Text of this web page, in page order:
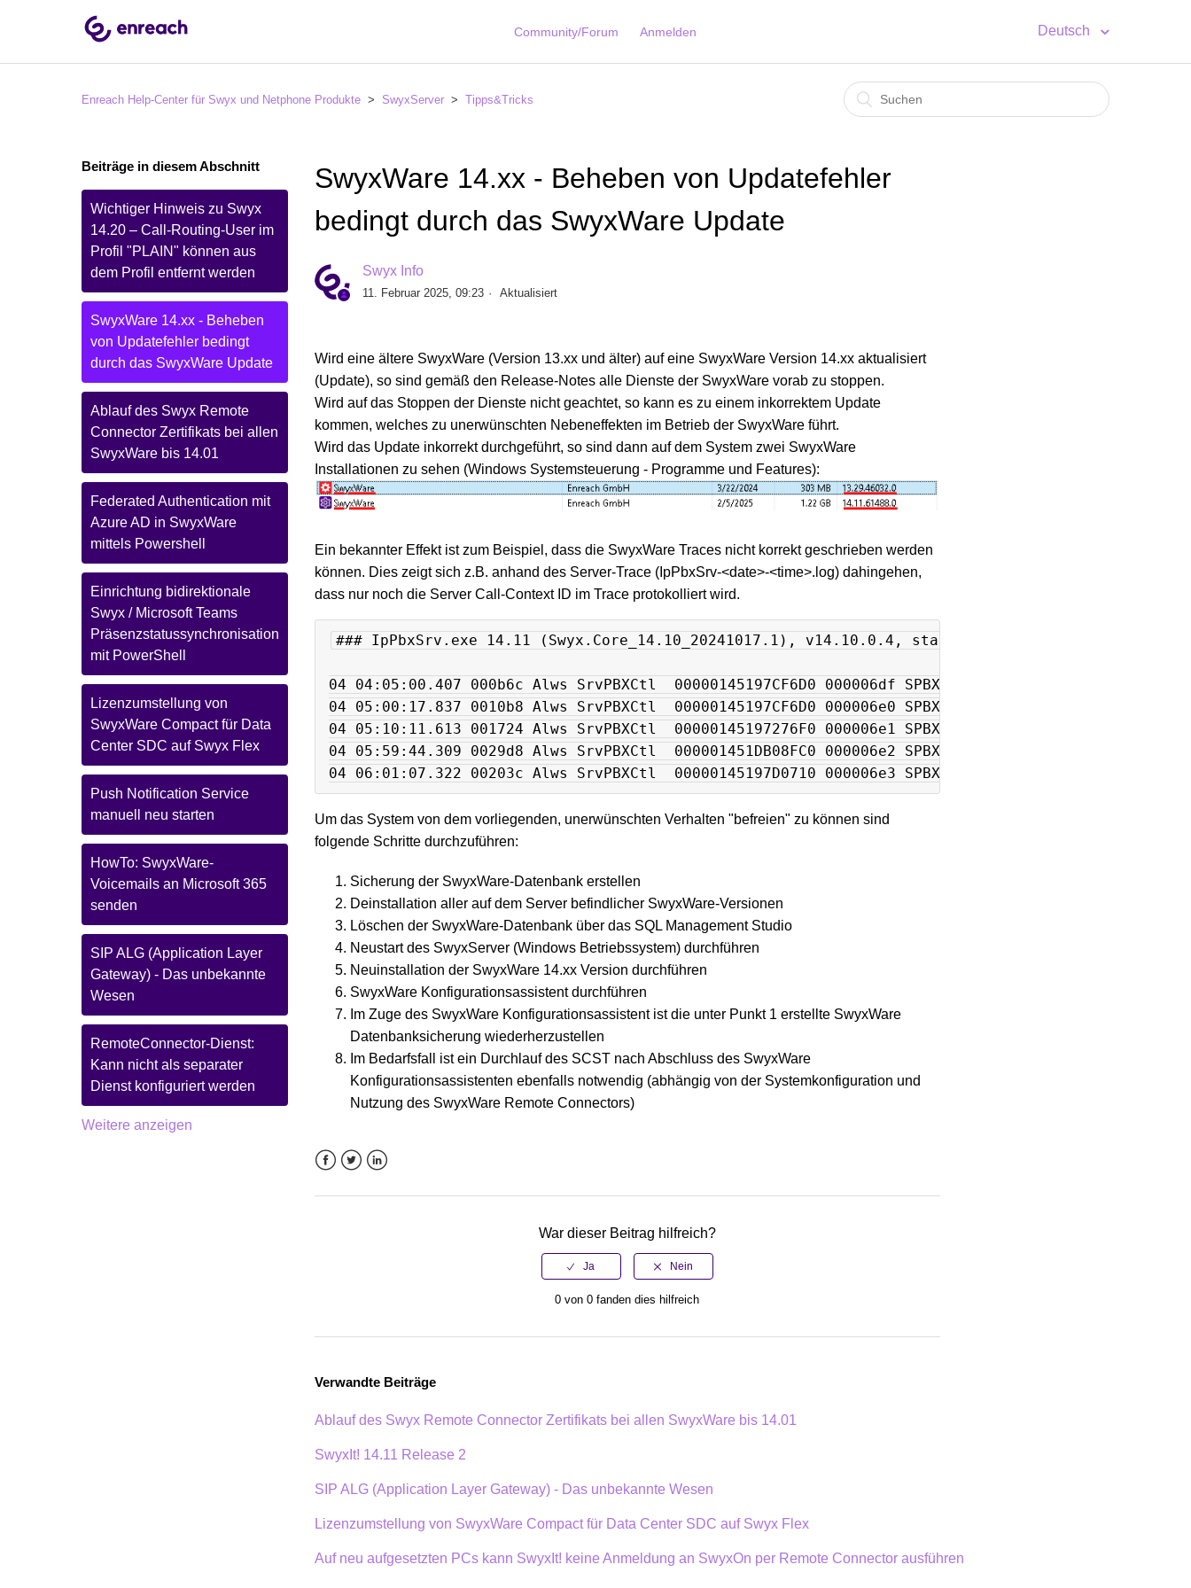
Community/Forum Anmelden Deutsch
Enreach Help-Center für Swyx und Netphone Produkte SwyxServer Tipps&Tricks
Beiträge in diesem Abschnitt
Wichtiger Hinweis zu Swyx
14.20 – Call-Routing-User im
Profil "PLAIN" können aus
dem Profil entfernt werden
SwyxWare 14.xx - Beheben
von Updatefehler bedingt
durch das SwyxWare Update
Ablauf des Swyx Remote
Connector Zertifikats bei allen
SwyxWare bis 14.01
Federated Authentication mit
Azure AD in SwyxWare
mittels Powershell
Einrichtung bidirektionale
Swyx / Microsoft Teams
Präsenzstatussynchronisation
mit PowerShell
Lizenzumstellung von
SwyxWare Compact für Data
Center SDC auf Swyx Flex
Push Notification Service
manuell neu starten
HowTo: SwyxWare-
Voicemails an Microsoft 365
senden
SIP ALG (Application Layer
Gateway) - Das unbekannte
Wesen
RemoteConnector-Dienst:
Kann nicht als separater
Dienst konfiguriert werden
Weitere anzeigen
SwyxWare 14.xx - Beheben von Updatefehler
bedingt durch das SwyxWare Update
Swyx Info
11. Februar 2025, 09:23 Aktualisiert
Wird eine ältere SwyxWare (Version 13.xx und älter) auf eine SwyxWare Version 14.xx aktualisiert
(Update), so sind gemäß den Release-Notes alle Dienste der SwyxWare vorab zu stoppen.
Wird auf das Stoppen der Dienste nicht geachtet, so kann es zu einem inkorrektem Update
kommen, welches zu unerwünschten Nebeneffekten im Betrieb der SwyxWare führt.
Wird das Update inkorrekt durchgeführt, so sind dann auf dem System zwei SwyxWare
Installationen zu sehen (Windows Systemsteuerung - Programme und Features):
Ein bekannter Effekt ist zum Beispiel, dass die SwyxWare Traces nicht korrekt geschrieben werden
können. Dies zeigt sich z.B. anhand des Server-Trace (IpPbxSrv-<date>-<time>.log) dahingehen,
dass nur noch die Server Call-Context ID im Trace protokolliert wird.
### IpPbxSrv.exe 14.11 (Swyx.Core_14.10_20241017.1), v14.10.0.4, started at: Thu, 23 Jan
04 04:05:00.407 000b6c Alws SrvPBXCtl  00000145197CF6D0 000006df
04 05:00:17.837 0010b8 Alws SrvPBXCtl  00000145197CF6D0 000006e0
04 05:10:11.613 001724 Alws SrvPBXCtl  00000145197276F0 000006e1
04 05:59:44.309 0029d8 Alws SrvPBXCtl  000001451DB08FC0 000006e2
04 06:01:07.322 00203c Alws SrvPBXCtl  00000145197D0710 000006e3
Um das System von dem vorliegenden, unerwünschten Verhalten "befreien" zu können sind
folgende Schritte durchzuführen:
Sicherung der SwyxWare-Datenbank erstellen
Deinstallation aller auf dem Server befindlicher SwyxWare-Versionen
Löschen der SwyxWare-Datenbank über das SQL Management Studio
Neustart des SwyxServer (Windows Betriebssystem) durchführen
Neuinstallation der SwyxWare 14.xx Version durchführen
SwyxWare Konfigurationsassistent durchführen
Im Zuge des SwyxWare Konfigurationsassistent ist die unter Punkt 1 erstellte SwyxWare
Datenbanksicherung wiederherzustellen
Im Bedarfsfall ist ein Durchlauf des SCST nach Abschluss des SwyxWare
Konfigurationsassistenten ebenfalls notwendig (abhängig von der Systemkonfiguration und
Nutzung des SwyxWare Remote Connectors)
War dieser Beitrag hilfreich?
0 von 0 fanden dies hilfreich
Verwandte Beiträge
Ablauf des Swyx Remote Connector Zertifikats bei allen SwyxWare bis 14.01
SwyxIt! 14.11 Release 2
SIP ALG (Application Layer Gateway) - Das unbekannte Wesen
Lizenzumstellung von SwyxWare Compact für Data Center SDC auf Swyx Flex
Auf neu aufgesetzten PCs kann SwyxIt! keine Anmeldung an SwyxOn per Remote Connector ausführen